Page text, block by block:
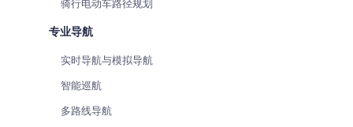
骑行电动车路径规划
专业导航
实时导航与模拟导航
智能巡航
多路线导航